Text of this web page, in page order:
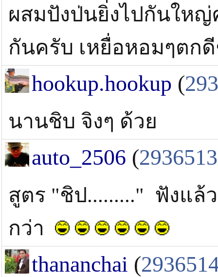
ผสมปังป่นยิ่งไปกันให
กันครับ เหยื่อหอมๆตก
hookup.hookup (
นานชิบ จิงๆ ด้วย
auto_2506 (2936513
สูตร "ชิป........." ฟังแล้
กว่า
thananchai (